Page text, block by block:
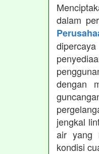
dalam
dengan
jengkal
air yang
kondisi